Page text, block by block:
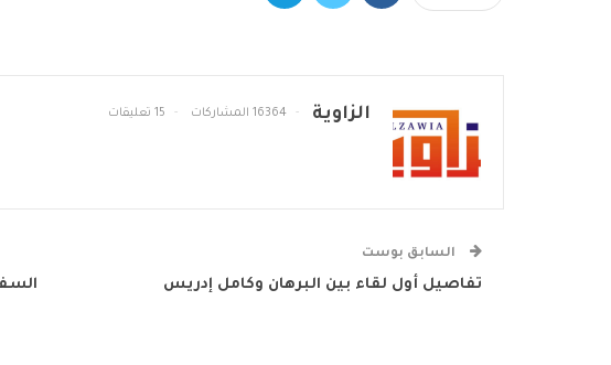
الزاوية 16364 المشاركات 15 تعليقات
السابق بوست
تفاصيل أول لقاء بين البرهان وكامل إدريس